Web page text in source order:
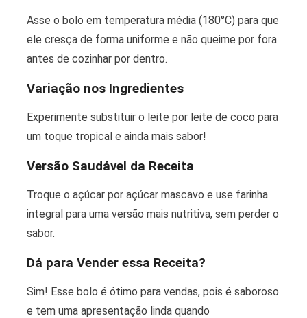
Asse o bolo em temperatura média (180°C) para que
ele cresça de forma uniforme e não queime por fora
antes de cozinhar por dentro.
Variação nos Ingredientes
Experimente substituir o leite por leite de coco para
um toque tropical e ainda mais sabor!
Versão Saudável da Receita
Troque o açúcar por açúcar mascavo e use farinha
integral para uma versão mais nutritiva, sem perder o
sabor.
Dá para Vender essa Receita?
Sim! Esse bolo é ótimo para vendas, pois é saboroso
e tem uma apresentação linda quando